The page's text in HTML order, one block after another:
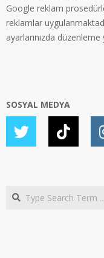
Google reklam
reklamlar
ayarlarınızda
SOSYAL MEDYA
Search